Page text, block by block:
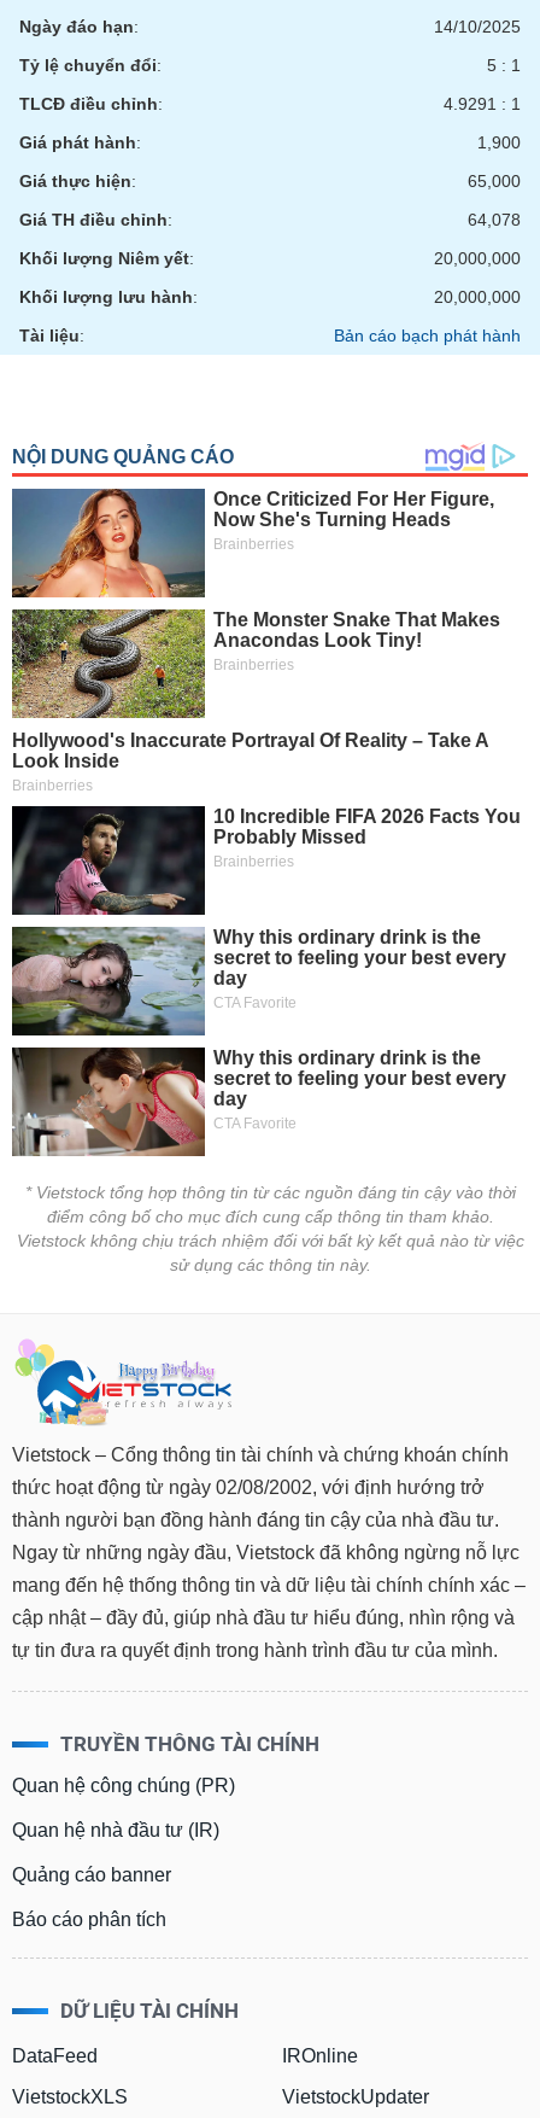
Ngày đáo hạn:
14/10/2025
Tỷ lệ chuyển đổi:
5 : 1
TLCĐ điều chỉnh:
4.9291 : 1
Giá phát hành:
1,900
Giá thực hiện:
65,000
Giá TH điều chỉnh:
64,078
Khối lượng Niêm yết:
20,000,000
Khối lượng lưu hành:
20,000,000
Tài liệu: Bản cáo bạch phát hành
* Vietstock tổng hợp thông tin từ các nguồn đáng tin cậy vào thời
điểm công bố cho mục đích cung cấp thông tin tham khảo.
Vietstock không chịu trách nhiệm đối với bất kỳ kết quả nào từ việc
sử dụng các thông tin này.
Vietstock – Cổng thông tin tài chính và chứng khoán chính
thức hoạt động từ ngày 02/08/2002, với định hướng trở
thành người bạn đồng hành đáng tin cậy của nhà đầu tư.
Ngay từ những ngày đầu, Vietstock đã không ngừng nỗ lực
mang đến hệ thống thông tin và dữ liệu tài chính chính xác –
cập nhật – đầy đủ, giúp nhà đầu tư hiểu đúng, nhìn rộng và
tự tin đưa ra quyết định trong hành trình đầu tư của mình.
TRUYỀN THÔNG TÀI CHÍNH
Quan hệ công chúng (PR)
Quan hệ nhà đầu tư (IR)
Quảng cáo banner
Báo cáo phân tích
DỮ LIỆU TÀI CHÍNH
DataFeed
VietstockXLS
IROnline
VietstockUpdater
chính